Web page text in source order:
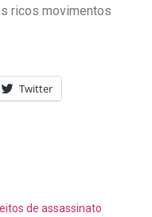
ricos movimentos
Twitter
de assassinato